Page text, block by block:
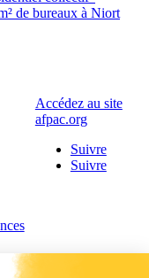
de bureaux à Niort
Accédez au site
afpac.org
Suivre
Suivre